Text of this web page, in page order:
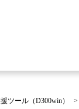
ツール（D300win） >